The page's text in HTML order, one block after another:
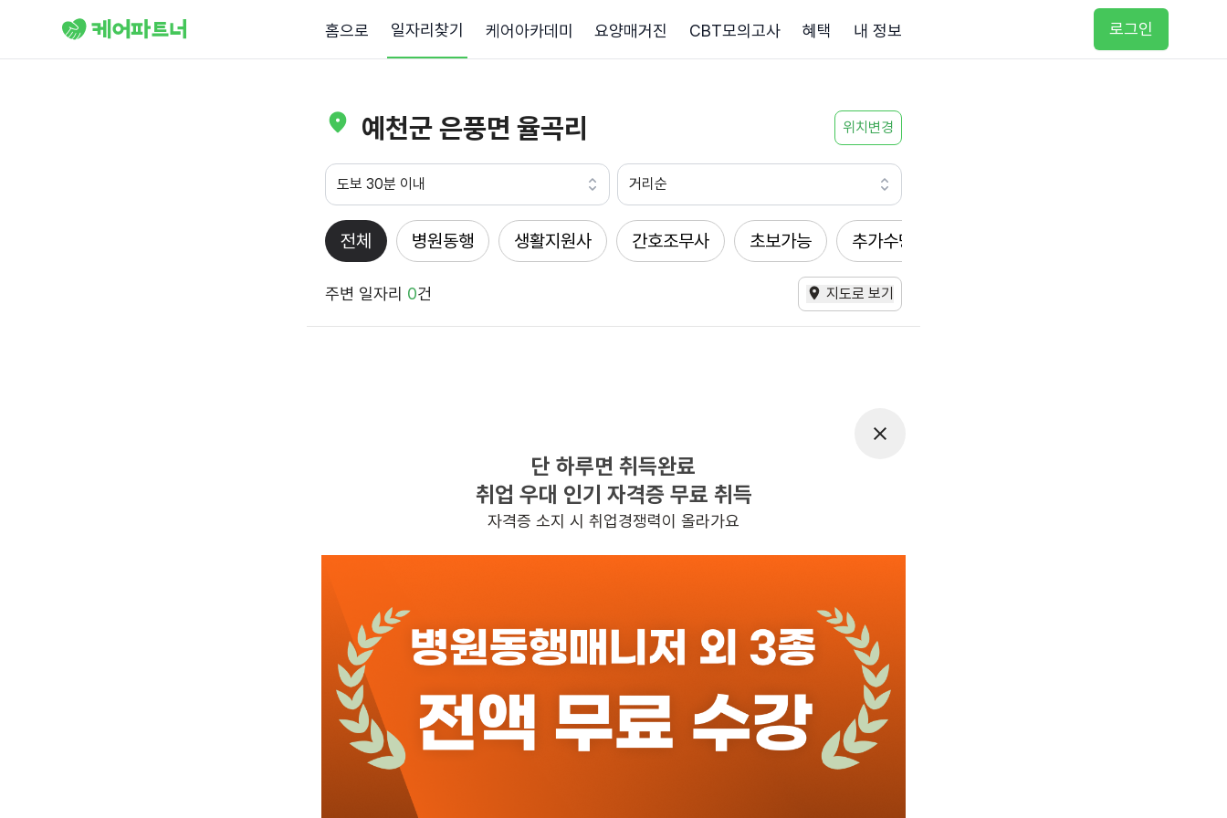
홈으로 일자리찾기 케어아카데미 요양매거진 CBT모의고사 혜택 내 정보 로그인
예천군 은풍면 율곡리 위치변경
도보 30분 이내 거리순
전체 병원동행 생활지원사 간호조무사 초보가능 추가수당
주변 일자리 0건 지도로 보기
찾으시는 조건의 일자리가 없습니다
더욱더 노력하는 케어파트너가 되겠습니다.
단 하루면 취득완료
취업 우대 인기 자격증 무료 취득
자격증 소지 시 취업경쟁력이 올라가요